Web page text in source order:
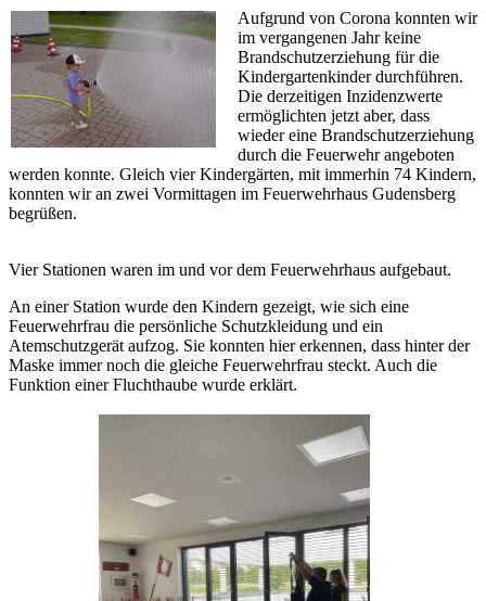
Aufgrund von Corona konnten wir
im vergangenen Jahr keine
Brandschutzerziehung für die
Kindergartenkinder durchführen.
Die derzeitigen Inzidenzwerte
ermöglichten jetzt aber, dass
wieder eine Brandschutzerziehung
durch die Feuerwehr angeboten
werden konnte. Gleich vier Kindergärten, mit immerhin 74 Kindern,
konnten wir an zwei Vormittagen im Feuerwehrhaus Gudensberg
begrüßen.
Vier Stationen waren im und vor dem Feuerwehrhaus aufgebaut.
An einer Station wurde den Kindern gezeigt, wie sich eine
Feuerwehrfrau die persönliche Schutzkleidung und ein
Atemschutzgerät aufzog. Sie konnten hier erkennen, dass hinter der
Maske immer noch die gleiche Feuerwehrfrau steckt. Auch die
Funktion einer Fluchthaube wurde erklärt.